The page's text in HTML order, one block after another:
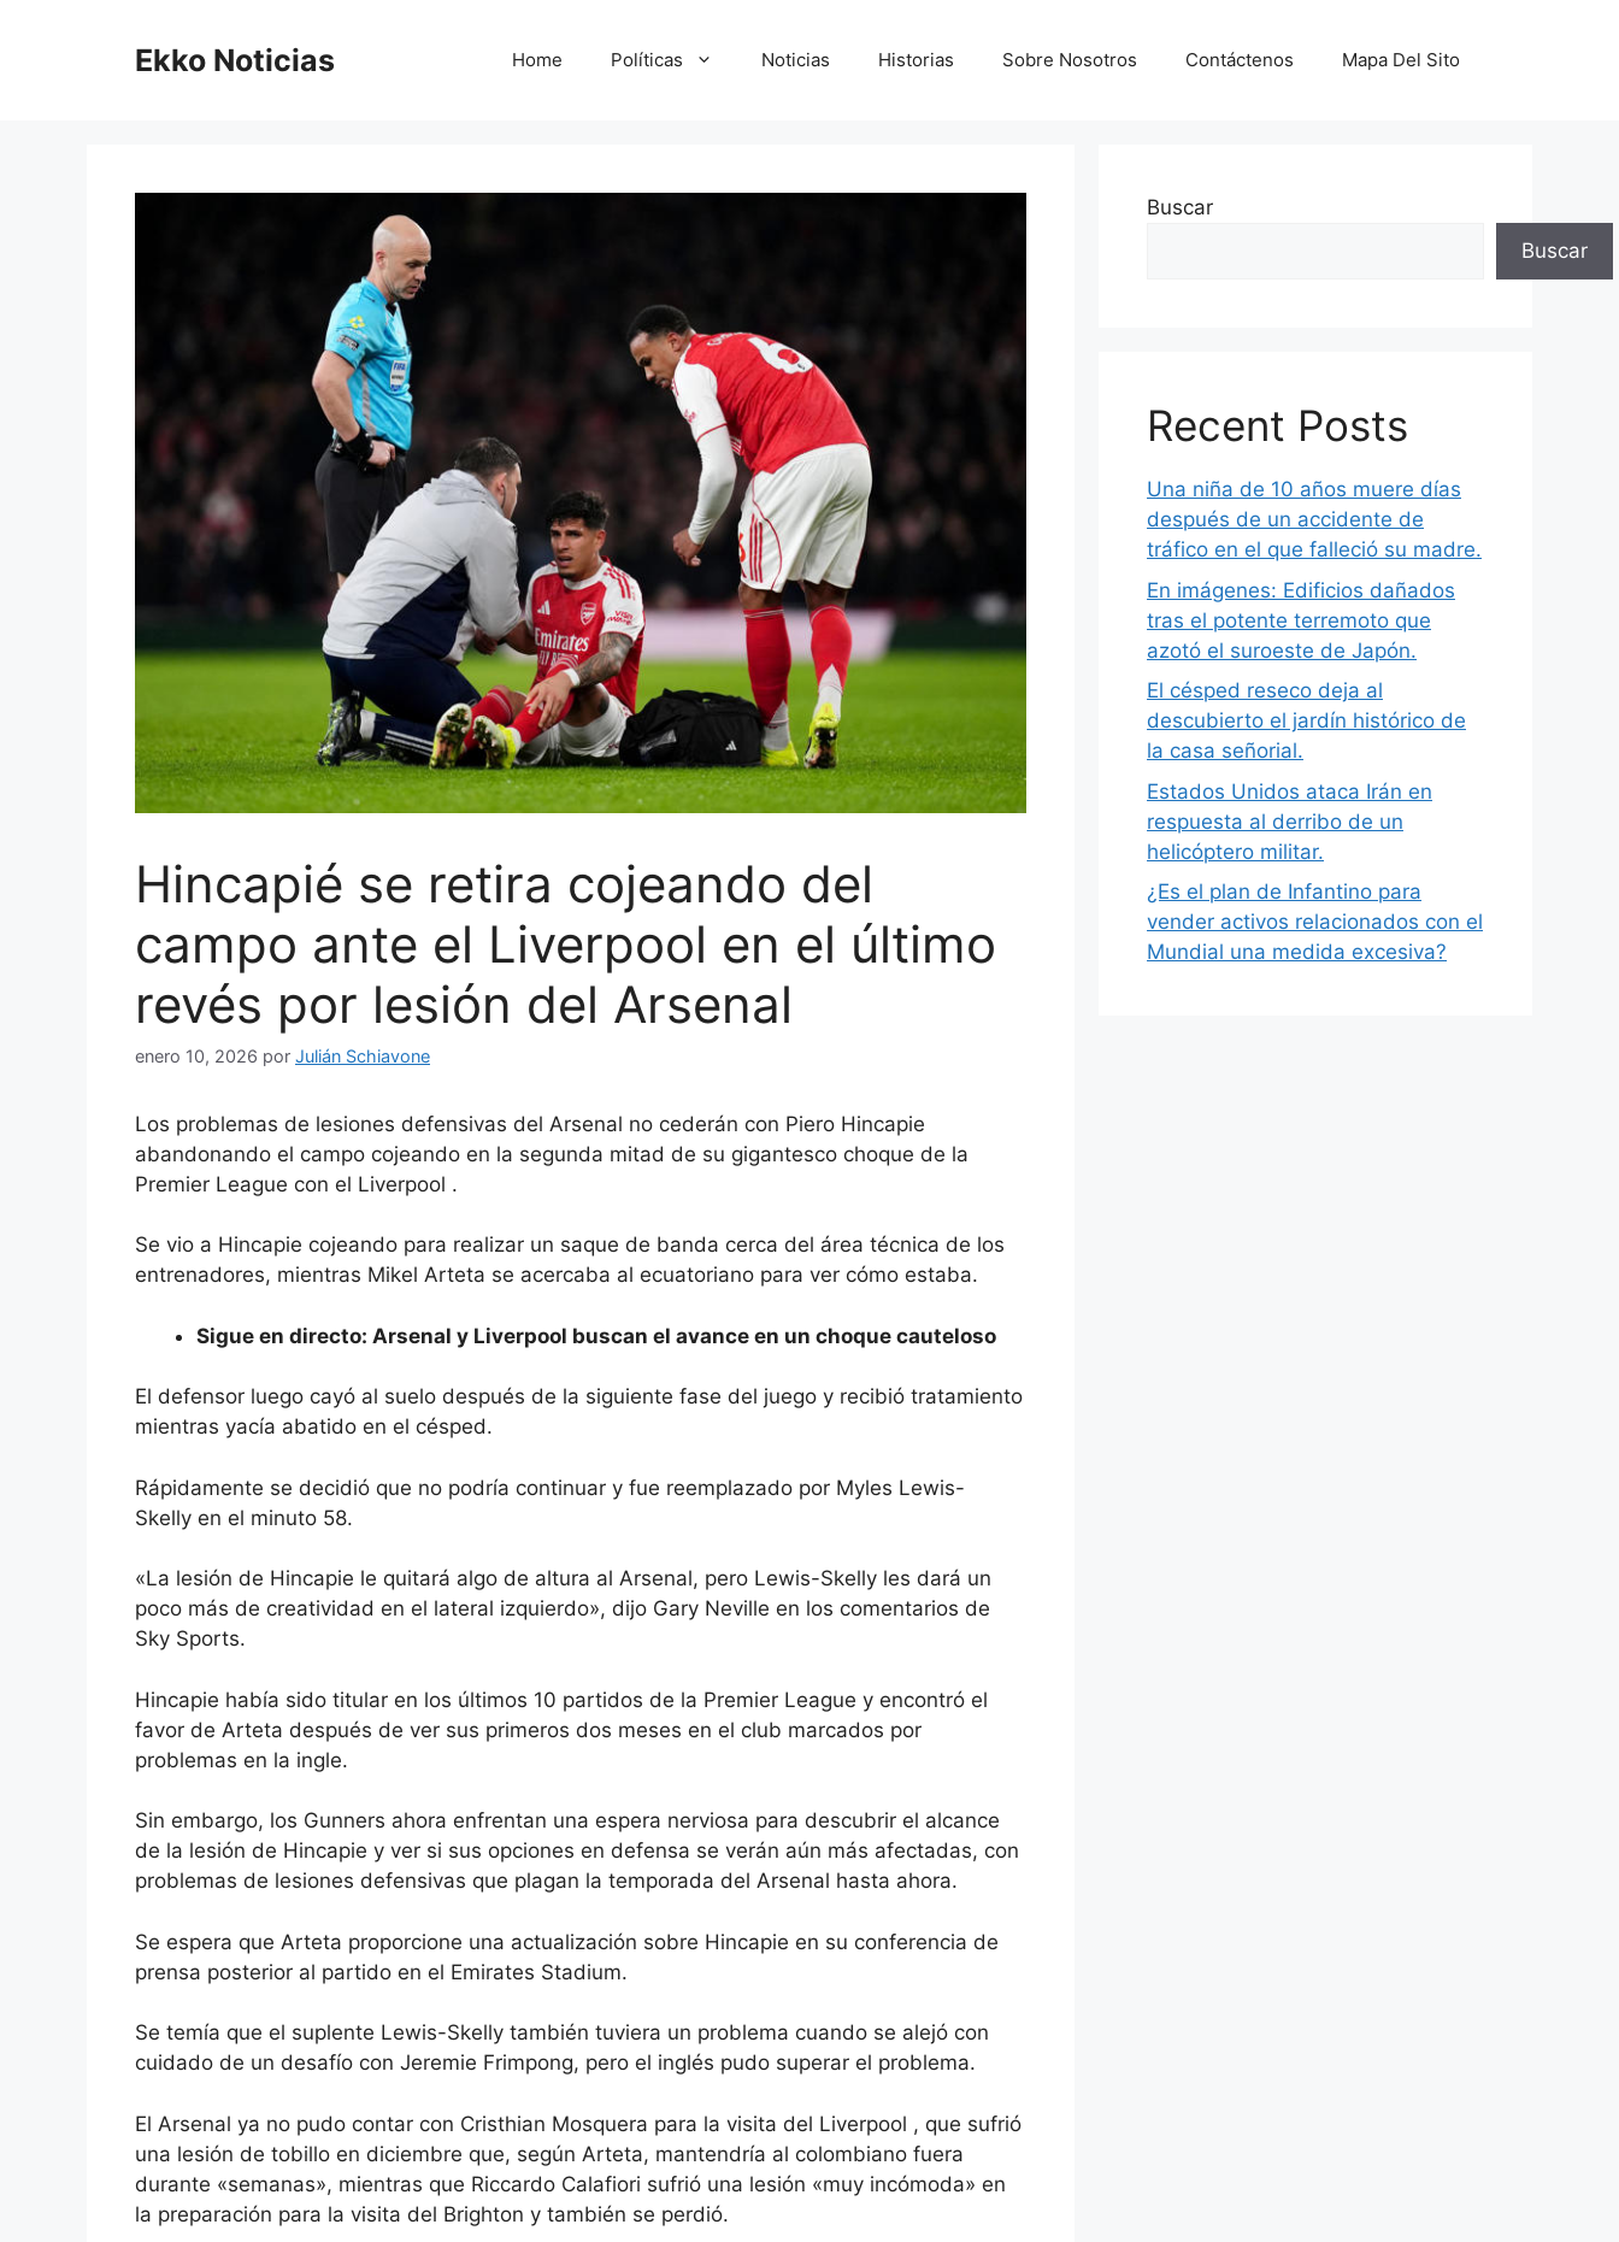
Ekko Noticias Home Políticas Noticias Historias Sobre Nosotros Contáctenos Mapa Del Sito
Hincapié se retira cojeando del
campo ante el Liverpool en el último
revés por lesión del Arsenal
enero 10, 2026 por Julián Schiavone
Los problemas de lesiones defensivas del Arsenal no cederán con Piero Hincapie
abandonando el campo cojeando en la segunda mitad de su gigantesco choque de la
Premier League con el Liverpool .
Se vio a Hincapie cojeando para realizar un saque de banda cerca del área técnica de los
entrenadores, mientras Mikel Arteta se acercaba al ecuatoriano para ver cómo estaba.
Sigue en directo: Arsenal y Liverpool buscan el avance en un choque cauteloso
El defensor luego cayó al suelo después de la siguiente fase del juego y recibió tratamiento
mientras yacía abatido en el césped.
Rápidamente se decidió que no podría continuar y fue reemplazado por Myles Lewis-
Skelly en el minuto 58.
«La lesión de Hincapie le quitará algo de altura al Arsenal, pero Lewis-Skelly les dará un
poco más de creatividad en el lateral izquierdo», dijo Gary Neville en los comentarios de
Sky Sports.
Hincapie había sido titular en los últimos 10 partidos de la Premier League y encontró el
favor de Arteta después de ver sus primeros dos meses en el club marcados por
problemas en la ingle.
Sin embargo, los Gunners ahora enfrentan una espera nerviosa para descubrir el alcance
de la lesión de Hincapie y ver si sus opciones en defensa se verán aún más afectadas, con
problemas de lesiones defensivas que plagan la temporada del Arsenal hasta ahora.
Se espera que Arteta proporcione una actualización sobre Hincapie en su conferencia de
prensa posterior al partido en el Emirates Stadium.
Se temía que el suplente Lewis-Skelly también tuviera un problema cuando se alejó con
cuidado de un desafío con Jeremie Frimpong, pero el inglés pudo superar el problema.
El Arsenal ya no pudo contar con Cristhian Mosquera para la visita del Liverpool , que sufrió
una lesión de tobillo en diciembre que, según Arteta, mantendría al colombiano fuera
durante «semanas», mientras que Riccardo Calafiori sufrió una lesión «muy incómoda» en
la preparación para la visita del Brighton y también se perdió.
Buscar
Buscar
Recent Posts
Una niña de 10 años muere días
después de un accidente de
tráfico en el que falleció su madre.
En imágenes: Edificios dañados
tras el potente terremoto que
azotó el suroeste de Japón.
El césped reseco deja al
descubierto el jardín histórico de
la casa señorial.
Estados Unidos ataca Irán en
respuesta al derribo de un
helicóptero militar.
¿Es el plan de Infantino para
vender activos relacionados con el
Mundial una medida excesiva?